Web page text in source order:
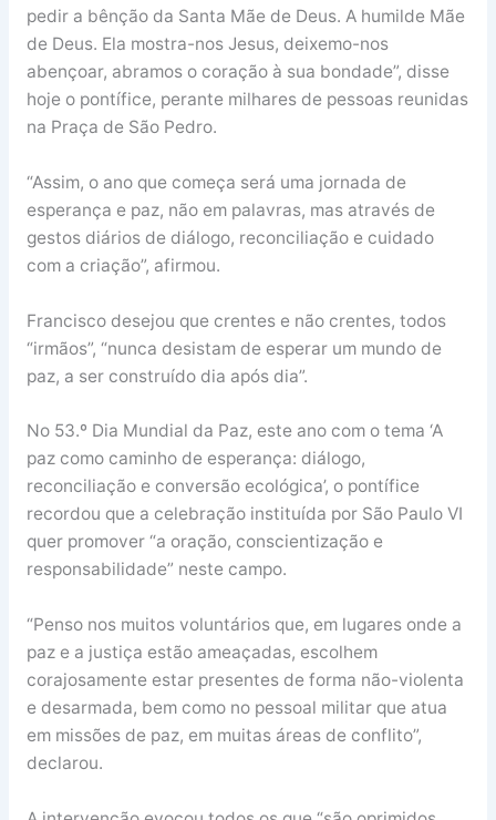
pedir a bênção da Santa Mãe de Deus. A humilde Mãe
de Deus. Ela mostra-nos Jesus, deixemo-nos
abençoar, abramos o coração à sua bondade”, disse
hoje o pontífice, perante milhares de pessoas reunidas
na Praça de São Pedro.
“Assim, o ano que começa será uma jornada de
esperança e paz, não em palavras, mas através de
gestos diários de diálogo, reconciliação e cuidado
com a criação”, afirmou.
Francisco desejou que crentes e não crentes, todos
“irmãos”, “nunca desistam de esperar um mundo de
paz, a ser construído dia após dia”.
No 53.º Dia Mundial da Paz, este ano com o tema ‘A
paz como caminho de esperança: diálogo,
reconciliação e conversão ecológica’, o pontífice
recordou que a celebração instituída por São Paulo VI
quer promover “a oração, conscientização e
responsabilidade” neste campo.
“Penso nos muitos voluntários que, em lugares onde a
paz e a justiça estão ameaçadas, escolhem
corajosamente estar presentes de forma não-violenta
e desarmada, bem como no pessoal militar que atua
em missões de paz, em muitas áreas de conflito”,
declarou.